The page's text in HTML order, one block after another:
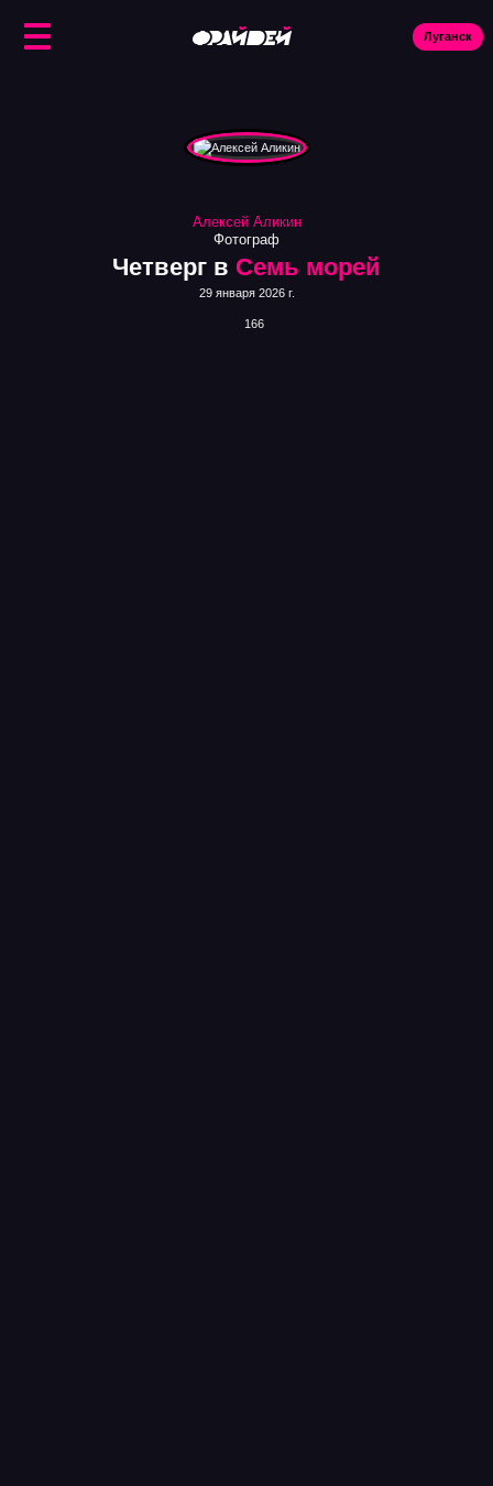
Луганск
Четверг в Семь морей
29 января 2026 г.
Алексей Аликин
Фотограф
166